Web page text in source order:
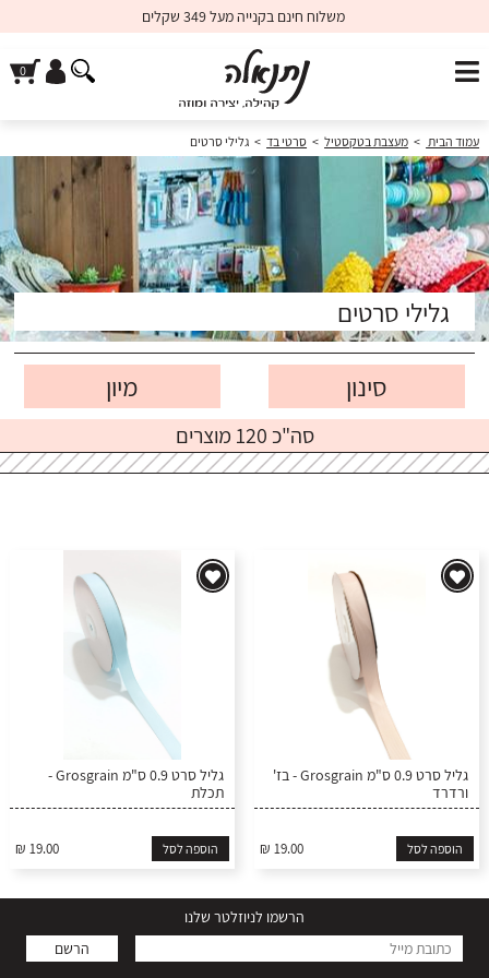
משלוח חינם בקנייה מעל 349 שקלים
עמוד הבית > מעצבת בטקסטיל > סרטי בד > גלילי סרטים
גלילי סרטים
סינון
סה"כ 120 מוצרים
גליל סרט 0.9 ס"מ Grosgrain - בז'
ורדרד
₪ 19.00 הוספה לסל
גליל סרט 0.9 ס"מ Grosgrain -
תכלת
₪ 19.00 הוספה לסל
הרשמו לניוזלטר שלנו
הרשם